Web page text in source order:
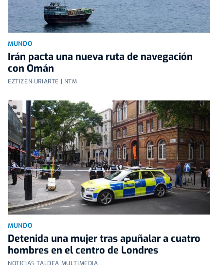
MUNDO
Irán pacta una nueva ruta de navegación
con Omán
EZTIZEN URIARTE | NTM
MUNDO
Detenida una mujer tras apuñalar a cuatro
hombres en el centro de Londres
NOTICIAS TALDEA MULTIMEDIA